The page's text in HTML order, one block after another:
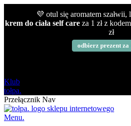
💜 otul się aromatem
krem do ciała self care za 1 zł z kodem
zł
odbierz prezent za
Klub
tołpa.
Przełącznik Nav
Menu.